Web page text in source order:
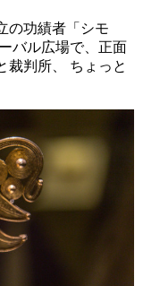
の功績者「シモ
バル広場で、正面
裁判所、 ちょっと